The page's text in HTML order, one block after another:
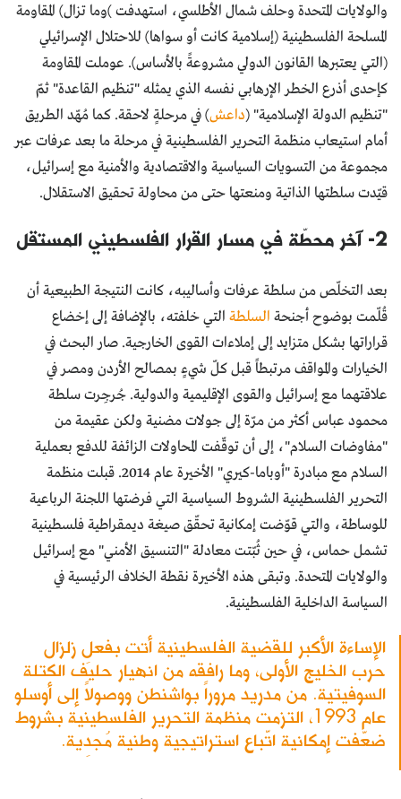
والولايات المتحدة وحلف شمال الأطلسي، استهدفت )وما تزال) المقاومة
المسلحة الفلسطينية (إسلامية كانت أو سواها) للاحتلال الإسرائيلي
(التي يعتبرها القانون الدولي مشروعةً بالأساس). عوملت المقاومة
كإحدى أذرع الخطر الإرهابي نفسه الذي يمثله "تنظيم القاعدة" ثمّ
"تنظيم الدولة الإسلامية" (داعش) في مرحلةٍ لاحقة. كما مُهّد الطريق
أمام استيعاب منظمة التحرير الفلسطينية في مرحلة ما بعد عرفات عبر
مجموعة من التسويات السياسية والاقتصادية والأمنية مع إسرائيل،
قيّدت سلطتها الذاتية ومنعتها حتى من محاولة تحقيق الاستقلال.
2- آخر محطّة في مسار القرار الفلسطيني المستقل
بعد التخلّص من سلطة عرفات وأساليبه، كانت النتيجة الطبيعية أن
قُلّمت بوضوح أجنحة السلطة التي خلفته، بالإضافة إلى إخضاع
قراراتها بشكل متزايد إلى إملاءات القوى الخارجية. صار البحث في
الخيارات والمواقف مرتبطاً قبل كلّ شيءٍ بمصالح الأردن ومصر في
علاقتهما مع إسرائيل والقوى الإقليمية والدولية. جُرجِرت سلطة
محمود عباس أكثر من مرّة إلى جولات مضنية ولكن عقيمة من
"مفاوضات السلام"، إلى أن توقّفت المحاولات الزائفة للدفع بعملية
السلام مع مبادرة "أوباما-كيري" الأخيرة عام 2014. قبلت منظمة
التحرير الفلسطينية الشروط السياسية التي فرضتها اللجنة الرباعية
للوساطة، والتي قوّضت إمكانية تحقّق صيغة ديمقراطية فلسطينية
تشمل حماس، في حين ثُبّتت معادلة "التنسيق الأمني" مع إسرائيل
والولايات المتحدة. وتبقى هذه الأخيرة نقطة الخلاف الرئيسية في
السياسة الداخلية الفلسطينية.
الإساءة الأكبر للقضية الفلسطينية أتت بفعلِ زلزال
حرب الخليج الأولى، وما رافقه من انهيار حليف الكتلة
السوفيتية. من مدريد مروراً بواشنطن ووصولاً إلى أوسلو
عام 1993، التزمت منظمة التحرير الفلسطينية بشروط
ضعّفت إمكانية اتّباع استراتيجية وطنية مُجدِية.